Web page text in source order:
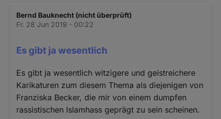
Bernd Bauknecht (nicht überprüft)
Fr. 28 Jun 2019 - 00:22
Es gibt ja wesentlich
Es gibt ja wesentlich witzigere und geistreichere
Karikaturen zum diesem Thema als diejenigen von
Franziska Becker, die mir von einem dumpfen
rassistischen Islamhass geprägt zu sein scheinen.